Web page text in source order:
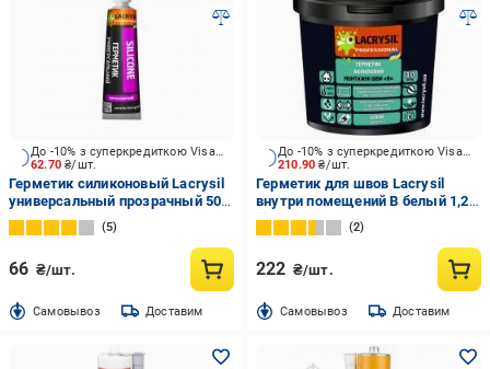
62.70₴/шт.
До -10% з суперкредиткою Visa Вигода
Герметик силиконовый Lacrysil
универсальный прозрачный 50
мл
5
66 ₴/шт.
Cамовывоз Доставим
210.90₴/шт.
До -10% з суперкредиткою Visa Вигода
Герметик для швов Lacrysil
внутри помещений В белый 1,2
кг
2
222 ₴/шт.
Cамовывоз Доставим